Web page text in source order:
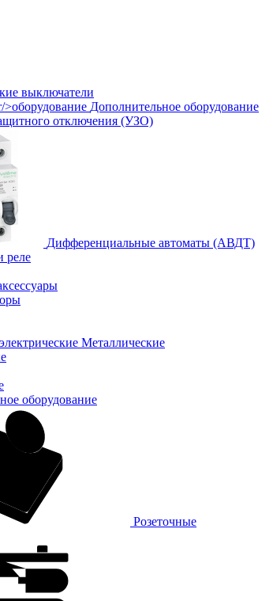
выключатели
Дополнительное оборудование
отключения (УЗО)
Дифференциальные автоматы (АВДТ)
реле
Металлические
оборудование
Розеточные